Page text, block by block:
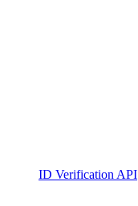
ID Verification API